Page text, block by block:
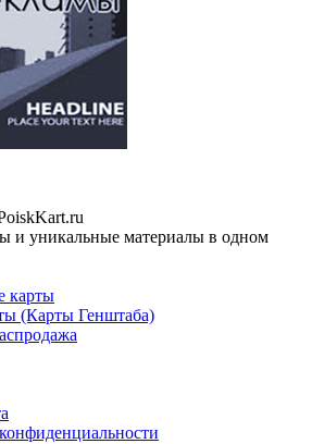
и уникальные материалы в одном
карты
(Карты Генштаба)